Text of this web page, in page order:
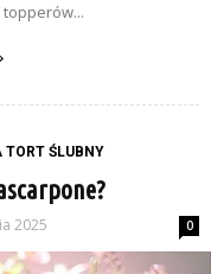
TORT ŚLUBNY
2025 0